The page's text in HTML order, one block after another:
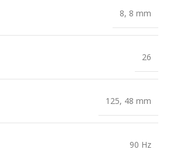
8, 8 mm
26
125, 48 mm
90 Hz